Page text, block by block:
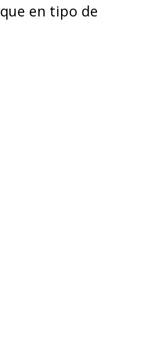
en tipo de